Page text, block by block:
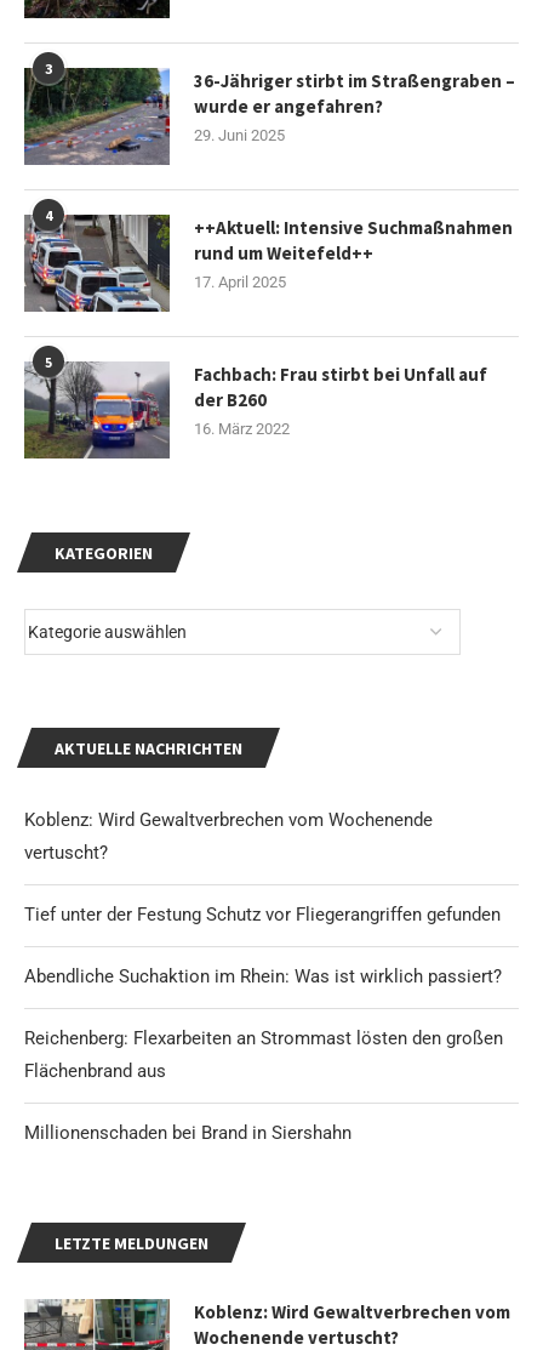
KATEGORIEN
AKTUELLE NACHRICHTEN
Koblenz: Wird Gewaltverbrechen vom Wochenende
vertuscht?
Tief unter der Festung Schutz vor Fliegerangriffen gefunden
Abendliche Suchaktion im Rhein: Was ist wirklich passiert?
Reichenberg: Flexarbeiten an Strommast lösten den großen
Flächenbrand aus
Millionenschaden bei Brand in Siershahn
LETZTE MELDUNGEN
Koblenz: Wird Gewaltverbrechen vom
Wochenende vertuscht?
3
36-Jähriger stirbt im Straßengraben –
wurde er angefahren?
29. Juni 2025
4
++Aktuell: Intensive Suchmaßnahmen
rund um Weitefeld++
17. April 2025
5
Fachbach: Frau stirbt bei Unfall auf
der B260
16. März 2022